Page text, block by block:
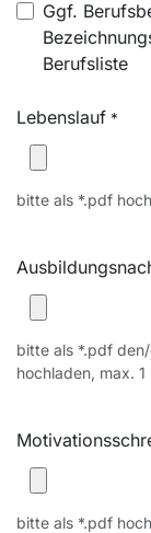
Ggf.
Berufsliste
Lebenslauf *
bitte als *.pdf
bitte als *.pdf
hochladen, max. 1
bitte als *.pdf